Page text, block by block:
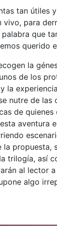
tan útiles
vivo, para
que
querido
la
de los
la
nutre de las
de quienes
aventura
la propuesta,
trilogía, así
al lector
algo